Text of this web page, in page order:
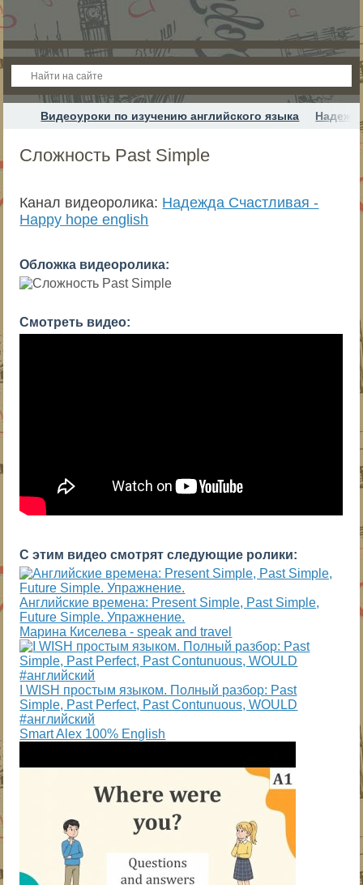
Видеоуроки по изучению английского языка
Сложность Past Simple
Канал видеоролика: Надежда Cчастливая -
Happy hope english
Обложка видеоролика:
Смотреть видео:
С этим видео смотрят следующие ролики:
Английские времена: Present Simple, Past Simple,
Future Simple. Упражнение.
Марина Киселева - speak and travel
I WISH простым языком. Полный разбор: Past
Simple, Past Perfect, Past Contunuous, WOULD
#английский
Smart Alex 100% English